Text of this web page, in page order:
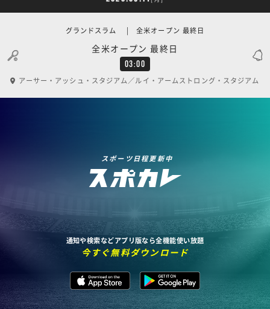
03:00
全米オープン 最終日
グランドスラム | 全米オープン 最終日
アーサー・アッシュ・スタジアム／ルイ・アームストロング・スタジアム
スポーツ日程更新中
通知や検索などアプリ版なら全機能使い放題
今すぐ無料ダウンロード